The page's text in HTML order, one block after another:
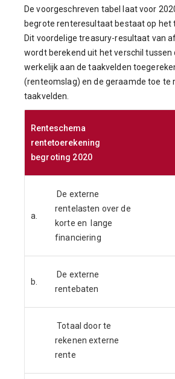
De voorgeschreven tabel laat voor
begrote renteresultaat bestaat op het
Dit voordelige treasury-resultaat van
wordt berekend uit het verschil tussen
werkelijk aan de taakvelden
(renteomslag) en de geraamde toe te
taakvelden.
Renteschema
rentetoerekening
begroting 2020
a.
De externe
rentelasten over de
korte en lange
financiering
b.
De externe
rentebaten
Totaal door te
rekenen externe
rente